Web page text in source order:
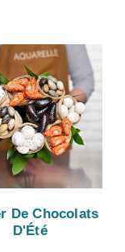
De Chocolats
D'Été